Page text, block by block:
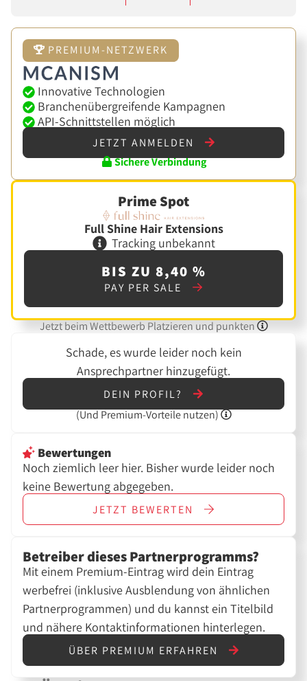
PREMIUM-NETZWERK
Innovative Technologien
Branchenübergreifende Kampagnen
API-Schnittstellen möglich
JETZT ANMELDEN
Sichere Verbindung
Prime Spot
Full Shine Hair Extensions
Tracking unbekannt
BIS ZU 8,40 %
PAY PER SALE
Jetzt beim Wettbewerb Platzieren und punkten
Schade, es wurde leider noch kein
Ansprechpartner hinzugefügt.
DEIN PROFIL?
(Und Premium-Vorteile nutzen)
Bewertungen
Noch ziemlich leer hier. Bisher wurde leider noch
keine Bewertung abgegeben.
JETZT BEWERTEN
Betreiber dieses Partnerprogramms?
Mit einem Premium-Eintrag wird dein Eintrag
werbefrei (inklusive Ausblendung von ähnlichen
Partnerprogrammen) und du kannst ein Titelbild
und nähere Kontaktinformationen hinterlegen.
ÜBER PREMIUM ERFAHREN